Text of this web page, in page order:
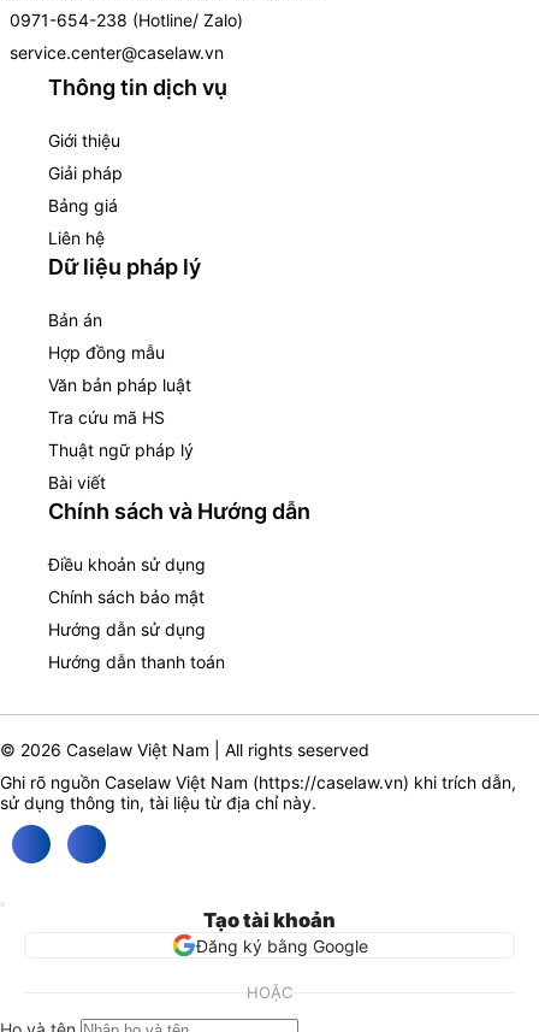
0971-654-238 (Hotline/ Zalo)
service.center@caselaw.vn
Thông tin dịch vụ
Giới thiệu
Giải pháp
Bảng giá
Liên hệ
Dữ liệu pháp lý
Bản án
Hợp đồng mẫu
Văn bản pháp luật
Tra cứu mã HS
Thuật ngữ pháp lý
Bài viết
Chính sách và Hướng dẫn
Điều khoản sử dụng
Chính sách bảo mật
Hướng dẫn sử dụng
Hướng dẫn thanh toán
© 2026 Caselaw Việt Nam | All rights seserved
Ghi rõ nguồn Caselaw Việt Nam (https://caselaw.vn) khi trích dẫn,
sử dụng thông tin, tài liệu từ địa chỉ này.
Tạo tài khoản
Đăng ký bằng Google
HOẶC